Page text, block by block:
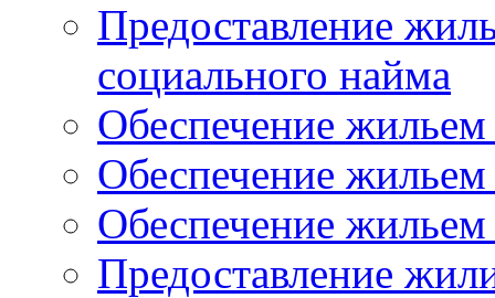
Предоставление
социального найма
Обеспечение
Обеспечение
Обеспечение жильем
Предоставление